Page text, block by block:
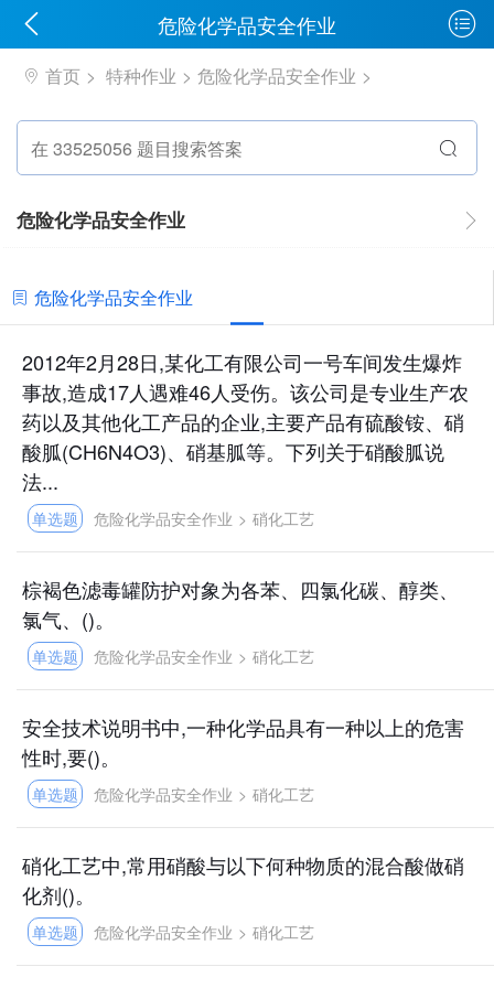
危险化学品安全作业
首页 特种作业 危险化学品安全作业
危险化学品安全作业
危险化学品安全作业
2012年2月28日,某化工有限公司一号车间发生爆炸
事故,造成17人遇难46人受伤。该公司是专业生产农
药以及其他化工产品的企业,主要产品有硫酸铵、硝
酸胍(CH6N4O3)、硝基胍等。下列关于硝酸胍说
法...
单选题 危险化学品安全作业 > 硝化工艺
棕褐色滤毒罐防护对象为各苯、四氯化碳、醇类、
氯气、()。
单选题 危险化学品安全作业 > 硝化工艺
安全技术说明书中,一种化学品具有一种以上的危害
性时,要()。
单选题 危险化学品安全作业 > 硝化工艺
硝化工艺中,常用硝酸与以下何种物质的混合酸做硝
化剂()。
单选题 危险化学品安全作业 > 硝化工艺